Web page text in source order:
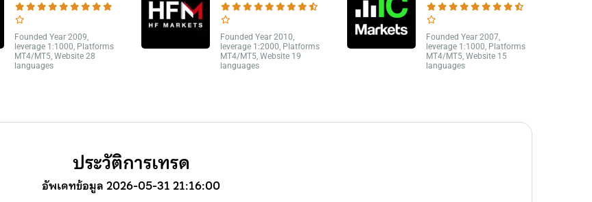
Founded Year 2009,
leverage 1:1000, Platforms
MT4/MT5, Website 28
languages
Founded Year 2010,
leverage 1:2000, Platforms
MT4/MT5, Website 19
languages
Founded Year 2007,
leverage 1:1000, Platforms
MT4/MT5, Website 15
languages
ประวัติการเทรด
อัพเดทข้อมูล 2026-05-31 21:16:00